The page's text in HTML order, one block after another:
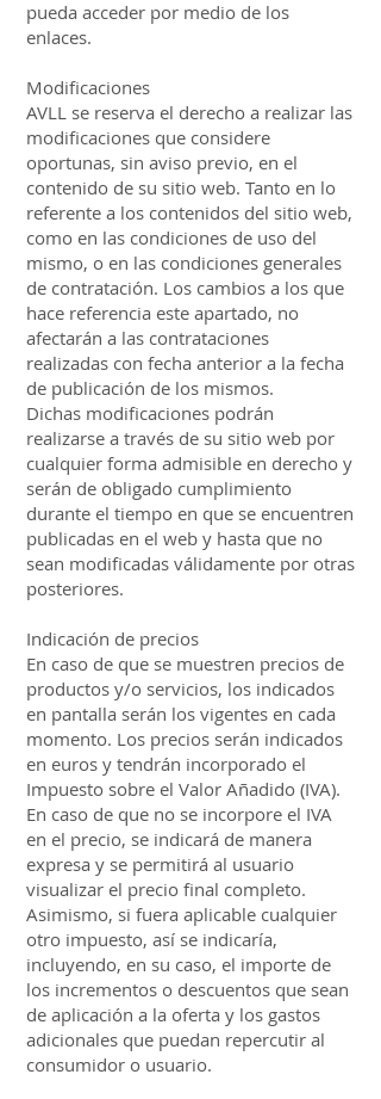
pueda acceder por medio de los
enlaces.
Modificaciones
AVLL se reserva el derecho a realizar las
modificaciones que considere
oportunas, sin aviso previo, en el
contenido de su sitio web. Tanto en lo
referente a los contenidos del sitio web,
como en las condiciones de uso del
mismo, o en las condiciones generales
de contratación. Los cambios a los que
hace referencia este apartado, no
afectarán a las contrataciones
realizadas con fecha anterior a la fecha
de publicación de los mismos.
Dichas modificaciones podrán
realizarse a través de su sitio web por
cualquier forma admisible en derecho y
serán de obligado cumplimiento
durante el tiempo en que se encuentren
publicadas en el web y hasta que no
sean modificadas válidamente por otras
posteriores.
Indicación de precios
En caso de que se muestren precios de
productos y/o servicios, los indicados
en pantalla serán los vigentes en cada
momento. Los precios serán indicados
en euros y tendrán incorporado el
Impuesto sobre el Valor Añadido (IVA).
En caso de que no se incorpore el IVA
en el precio, se indicará de manera
expresa y se permitirá al usuario
visualizar el precio final completo.
Asimismo, si fuera aplicable cualquier
otro impuesto, así se indicaría,
incluyendo, en su caso, el importe de
los incrementos o descuentos que sean
de aplicación a la oferta y los gastos
adicionales que puedan repercutir al
consumidor o usuario.